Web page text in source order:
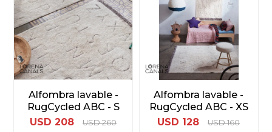
Alfombra lavable -
RugCycled ABC - S
USD 208 USD 260
Alfombra lavable -
RugCycled ABC - XS
USD 128 USD 160